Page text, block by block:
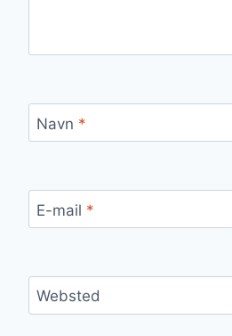
Navn *
E-mail *
Websted